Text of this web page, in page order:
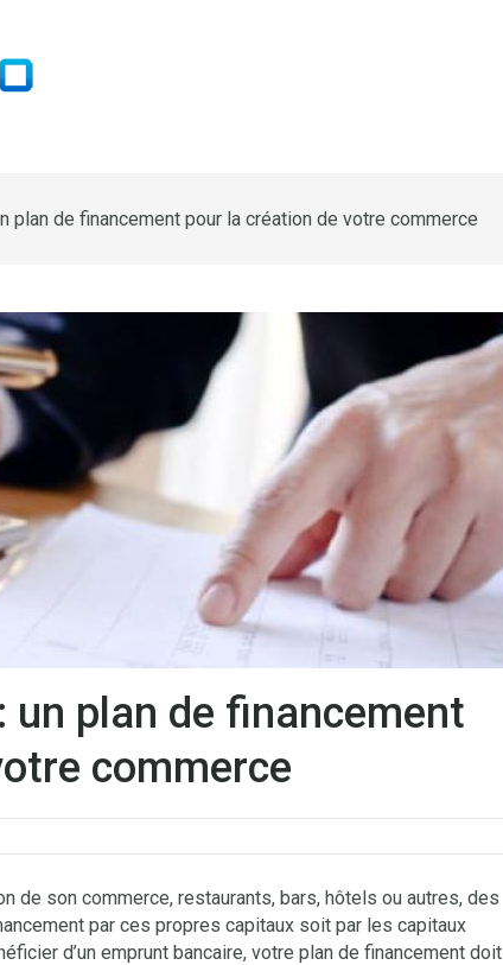
plan de financement pour la création de votre commerce
un plan de financement
commerce
de son commerce, restaurants, bars, hôtels ou autres, des
par ces propres capitaux soit par les capitaux
d’un emprunt bancaire, votre plan de financement doit